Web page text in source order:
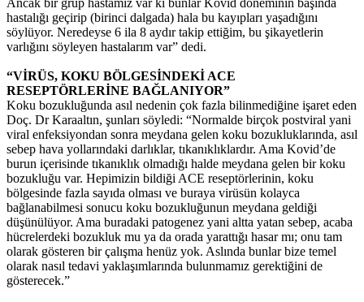
Ancak bir grup hastamız var ki bunlar Kovid döneminin başında
hastalığı geçirip (birinci dalgada) hala bu kayıpları yaşadığını
söylüyor. Neredeyse 6 ila 8 aydır takip ettiğim, bu şikayetlerin
varlığını söyleyen hastalarım var” dedi.
“VİRÜS, KOKU BÖLGESİNDEKİ ACE
RESEPTÖRLERİNE BAĞLANIYOR”
Koku bozukluğunda asıl nedenin çok fazla bilinmediğine işaret eden
Doç. Dr Karaaltın, şunları söyledi: “Normalde birçok postviral yani
viral enfeksiyondan sonra meydana gelen koku bozukluklarında, asıl
sebep hava yollarındaki darlıklar, tıkanıklıklardır. Ama Kovid’de
burun içerisinde tıkanıklık olmadığı halde meydana gelen bir koku
bozukluğu var. Hepimizin bildiği ACE reseptörlerinin, koku
bölgesinde fazla sayıda olması ve buraya virüsün kolayca
bağlanabilmesi sonucu koku bozukluğunun meydana geldiği
düşünülüyor. Ama buradaki patogenez yani altta yatan sebep, acaba
hücrelerdeki bozukluk mu ya da orada yarattığı hasar mı; onu tam
olarak gösteren bir çalışma henüz yok. Aslında bunlar bize temel
olarak nasıl tedavi yaklaşımlarında bulunmamız gerektiğini de
gösterecek.”